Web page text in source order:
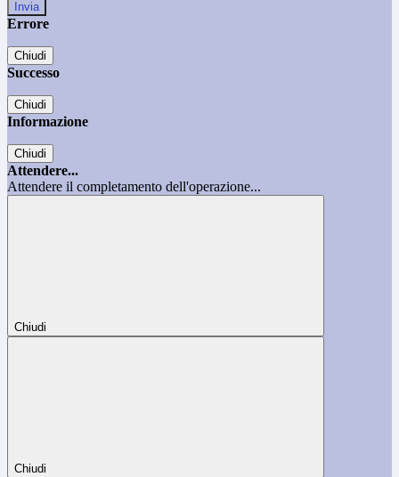
Errore
Chiudi
Successo
Chiudi
Informazione
Chiudi
Attendere...
Attendere il completamento dell'operazione...
Chiudi
Chiudi